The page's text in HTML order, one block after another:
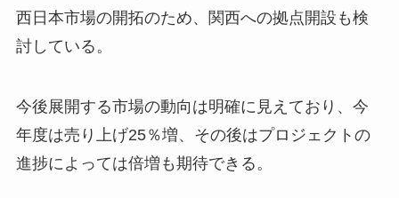
西日本市場の開拓のため、関西への拠点開設も検
討している。
今後展開する市場の動向は明確に見えており、今
年度は売り上げ25％増、その後はプロジェクトの
進捗によっては倍増も期待できる。